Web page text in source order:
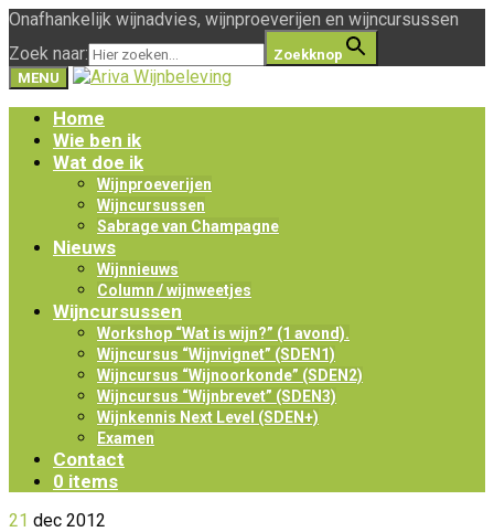
Onafhankelijk wijnadvies, wijnproeverijen en wijncursussen
Zoek naar:
Zoekknop
MENU
Home
Wie ben ik
Wat doe ik
Wijnproeverijen
Wijncursussen
Sabrage van Champagne
Nieuws
Wijnnieuws
Column / wijnweetjes
Wijncursussen
Workshop “Wat is wijn?” (1 avond).
Wijncursus “Wijnvignet” (SDEN1)
Wijncursus “Wijnoorkonde” (SDEN2)
Wijncursus “Wijnbrevet” (SDEN3)
Wijnkennis Next Level (SDEN+)
Examen
Contact
0 items
21 dec 2012